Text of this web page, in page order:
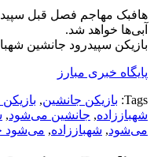
هافبک مهاجم فصل قبل
آبی‌ها خواهد شد.
بازیکن سپیدرود جانشین
پایگاه خبری مبارز
Tags: بازیکن جانشین,
شهباززاده, جانشین می‌شود,
می‌شود, شهباز‌زاده, می‌شود